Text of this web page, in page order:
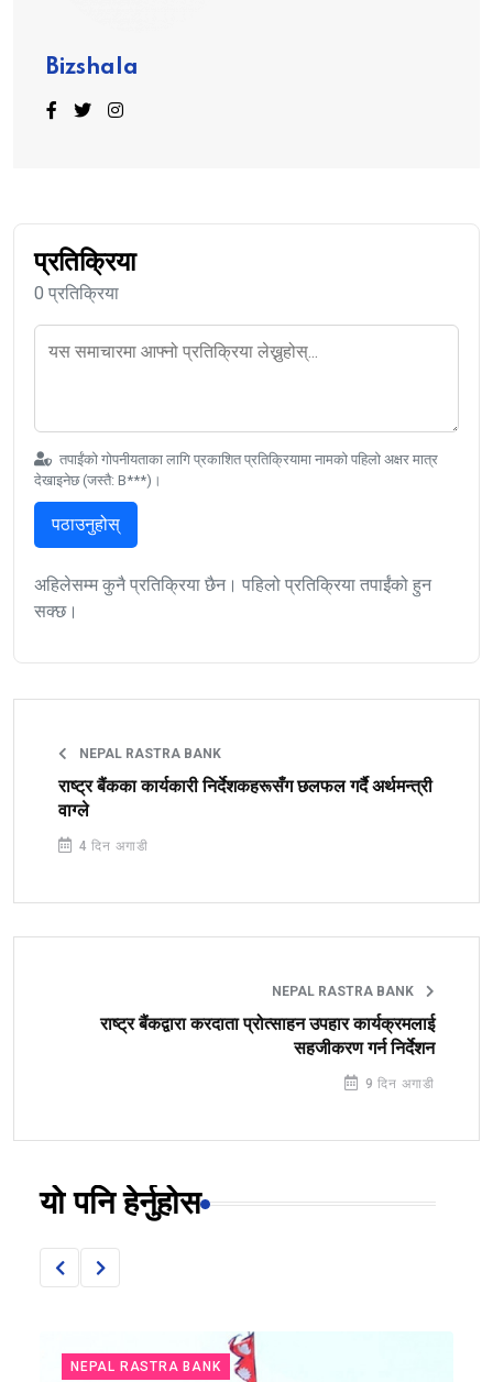
Bizshala
प्रतिक्रिया
0 प्रतिक्रिया
तपाईंको गोपनीयताका लागि प्रकाशित प्रतिक्रियामा नामको पहिलो अक्षर मात्र
देखाइनेछ (जस्तै: B***)।
पठाउनुहोस्
अहिलेसम्म कुनै प्रतिक्रिया छैन। पहिलो प्रतिक्रिया तपाईंको हुन
सक्छ।
NEPAL RASTRA BANK
राष्ट्र बैंकका कार्यकारी निर्देशकहरूसँग छलफल गर्दै अर्थमन्त्री
वाग्ले
4 दिन अगाडी
NEPAL RASTRA BANK
राष्ट्र बैंकद्वारा करदाता प्रोत्साहन उपहार कार्यक्रमलाई
सहजीकरण गर्न निर्देशन
9 दिन अगाडी
यो पनि हेर्नुहोस
NEPAL RASTRA BANK